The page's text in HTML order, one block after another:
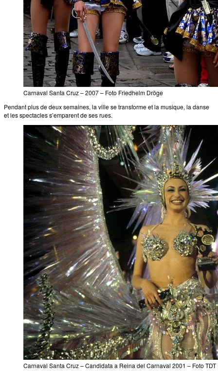
Carnaval Santa Cruz – 2007 – Foto Friedhelm Dröge
Pendant plus de deux semaines, la ville se transforme et la musique, la danse
et les spectacles s’emparent de ses rues.
Carnaval Santa Cruz – Candidata a Reina del Carnaval 2001 – Foto TDT